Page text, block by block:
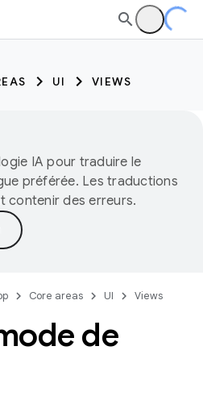
UI VIEWS
IA pour traduire le
préférée. Les traductions
contenir des erreurs.
Core areas UI Views
de